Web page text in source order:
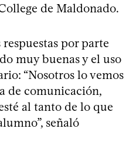
de Maldonado.
por parte
muy buenas y el uso
“Nosotros lo vemos
de comunicación,
al tanto de lo que
señaló